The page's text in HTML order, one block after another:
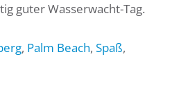
guter Wasserwacht-Tag.
, Palm Beach, Spaß,